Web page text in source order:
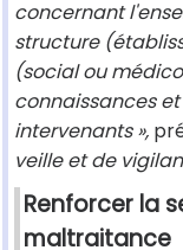
concernant
structure
(social ou
connaissances
intervenants »,
veille et de
Renforcer la
maltraitance